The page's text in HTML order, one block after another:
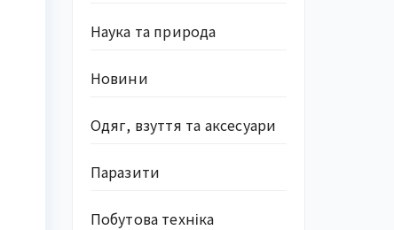
Наука та природа
Новини
Одяг, взуття та аксесуари
Паразити
Побутова техніка